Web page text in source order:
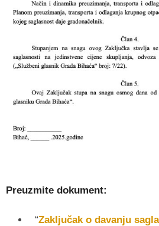
Preuzmite dokument:
“Zaključak o davanju